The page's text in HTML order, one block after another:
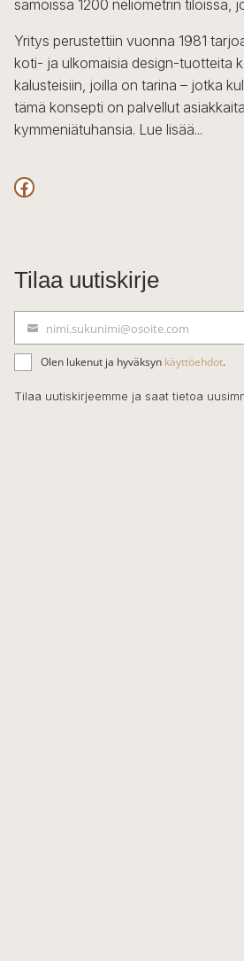
samoissa 1200 neliömetrin tiloissa,
Yritys perustettiin vuonna 1981
koti- ja ulkomaisia design-tuotteita
kalusteisiin, joilla on tarina – jotka
tämä konsepti on palvellut
kymmeniätuhansia. Lue lisää...
Facebook
Tilaa uutiskirje
ä
h
k
nimi.sukunimi@osoite.com
Olen lukenut ja hyväksyn käyttöehdot.
Tilaa uutiskirjeemme ja saat tietoa